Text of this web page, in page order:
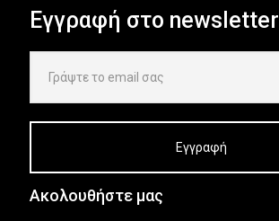
Εγγραφή στο newsletter
Ακολουθήστε μας